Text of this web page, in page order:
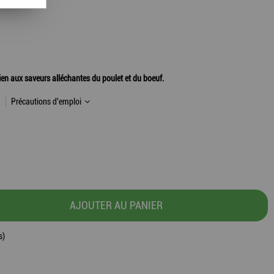
aux saveurs alléchantes du poulet et du boeuf.
Précautions d'emploi
AJOUTER AU PANIER